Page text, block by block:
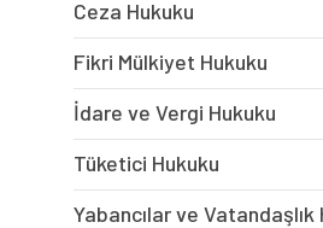
Ceza Hukuku
Fikri Mülkiyet Hukuku
İdare ve Vergi Hukuku
Tüketici Hukuku
Yabancılar ve Vatandaşlık